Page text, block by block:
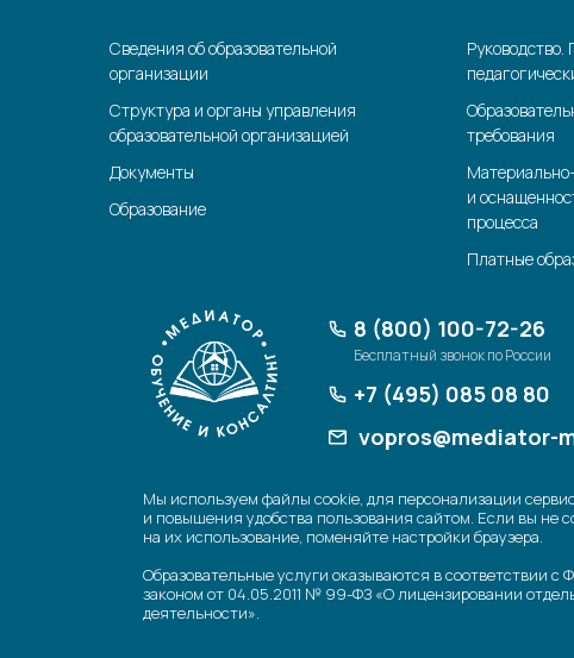
Сведения об образовательной
организации
Структура и органы управления
образовательной организацией
Документы
Образование
требования
и
процесса
Платные
Мы используем файлы cookie, для персонализации
и повышения удобства пользования сайтом. Если вы не
на их использование, поменяйте настройки браузера.
Образовательные услуги оказываются в соответствии с
законом от 04.05.2011 № 99-ФЗ «О лицензировании
деятельности».
8 (800) 100-72-26
Бесплатный звонок по России
vopros@mediator-
+7 (495) 085 08 80